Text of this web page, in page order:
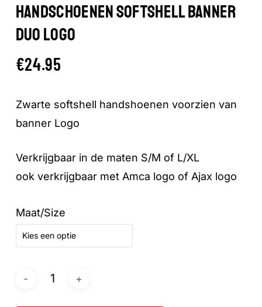
HANDSCHOENEN SOFTSHELL BANNER
DUO LOGO
€24.95
Zwarte softshell handshoenen voorzien van
banner Logo
Verkrijgbaar in de maten S/M of L/XL
ook verkrijgbaar met Amca logo of Ajax logo
Maat/Size
Kies een optie